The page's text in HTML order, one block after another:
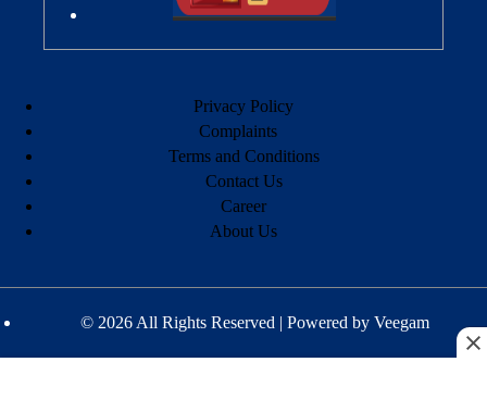
Privacy Policy
Complaints
Terms and Conditions
Contact Us
Career
About Us
© 2026 All Rights Reserved | Powered by Veegam